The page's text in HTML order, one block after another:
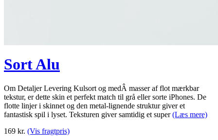
Sort Alu
Om Detaljer Levering Kulsort og medÂ masser af flot mærkbar
tekstur, er dette skin et perfekt match til grå eller sorte iPhones. De
flotte linjer i skinnet og den metal-lignende struktur giver et
fantastisk spil i lyset. Teksturen giver samtidig et super(Læs mere)
169 kr. (Vis fragtpris)